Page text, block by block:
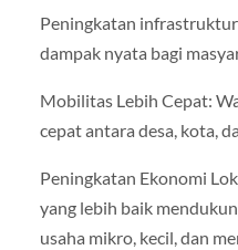
Peningkatan
dampak nyata bagi
Mobilitas Lebih Cepat:
cepat antara desa, kota,
Peningkatan Ekonomi
yang lebih baik
usaha mikro, kecil, dan